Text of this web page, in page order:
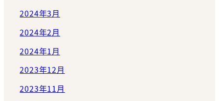
2024年3月
2024年2月
2024年1月
2023年12月
2023年11月